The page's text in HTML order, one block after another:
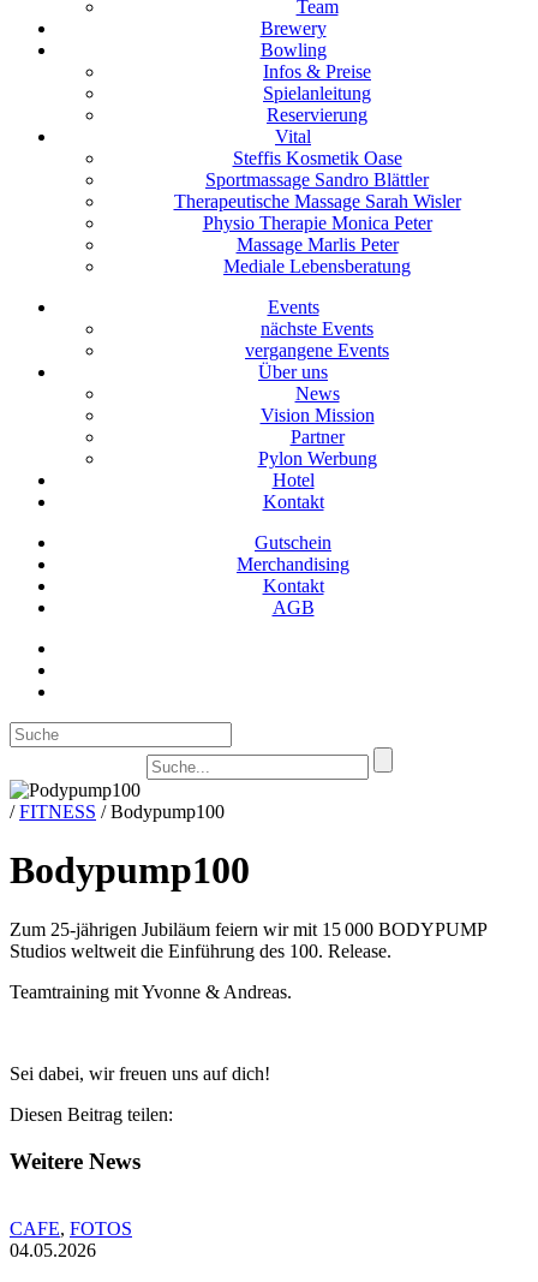
Team
Brewery
Bowling
Infos & Preise
Spielanleitung
Reservierung
Vital
Steffis Kosmetik Oase
Sportmassage Sandro Blättler
Therapeutische Massage Sarah Wisler
Physio Therapie Monica Peter
Massage Marlis Peter
Mediale Lebensberatung
Events
nächste Events
vergangene Events
Über uns
News
Vision Mission
Partner
Pylon Werbung
Hotel
Kontakt
Gutschein
Merchandising
Kontakt
AGB
/FITNESS /Bodypump100
Bodypump100
Zum 25-jährigen Jubiläum feiern wir mit 15 000 BODYPUMP
Studios weltweit die Einführung des 100. Release.
Teamtraining mit Yvonne & Andreas.
Sei dabei, wir freuen uns auf dich!
Diesen Beitrag teilen:
Weitere News
CAFE, FOTOS
04.05.2026